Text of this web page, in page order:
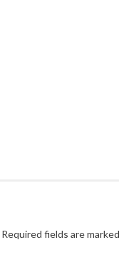
Required fields are marked